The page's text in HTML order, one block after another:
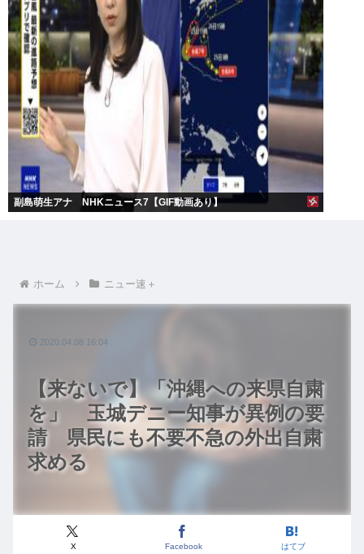
副島萌生アナ NHKニュース7【GIF動画あり】
ホーム ニュー速＋
【来ないで】「沖縄への来県自粛
を」 玉城デニー知事が異例の要
請 県民にも不要不急の外出自粛
求める
X Facebook はてブ
2020.04.08 16:04